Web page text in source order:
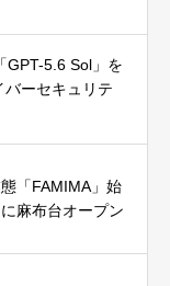
GPT-5.6 Sol」を
ーセキュリテ
「FAMIMA」始
麻布台オープン